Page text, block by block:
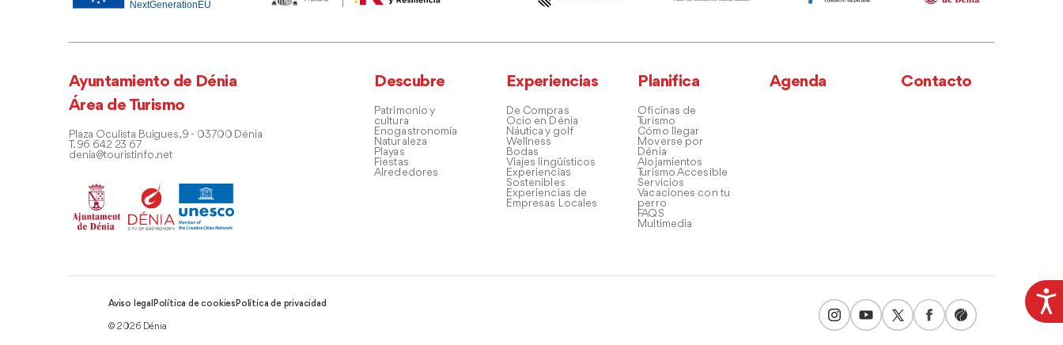
Ayuntamiento de Dénia
Área de Turismo
Plaza Oculista Buigues, 9 - 03700 Dénia
T. 96 642 23 67
denia@touristinfo.net
Descubre
Patrimonio y
cultura
Enogastronomía
Naturaleza
Playas
Fiestas
Alrededores
Experiencias
De Compras
Ocio en Dénia
Náutica y golf
Wellness
Bodas
Viajes lingüísticos
Experiencias
Sostenibles
Experiencias de
Empresas Locales
Planifica
Oficinas de
Turismo
Cómo llegar
Moverse por
Dénia
Alojamientos
Turismo Accesible
Servicios
Vacaciones con tu
perro
FAQS
Multimedia
Agenda Contacto
Aviso legal Política de cookies Política de privacidad
© 2026 Dénia